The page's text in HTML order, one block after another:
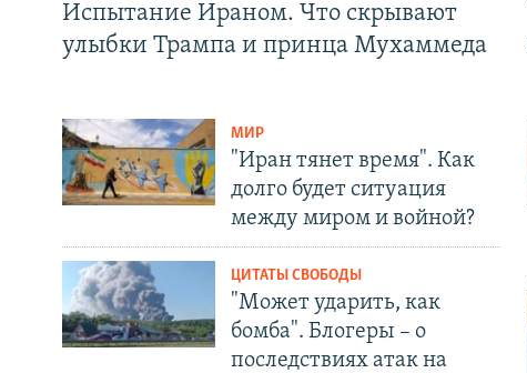
Испытание Ираном. Что скрывают
улыбки Трампа и принца Мухаммеда
МИР
"Иран тянет время". Как
долго будет ситуация
между миром и войной?
ЦИТАТЫ СВОБОДЫ
"Может ударить, как
бомба". Блогеры – о
последствиях атак на